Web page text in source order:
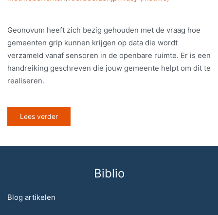
Geonovum heeft zich bezig gehouden met de vraag hoe
gemeenten grip kunnen krijgen op data die wordt
verzameld vanaf sensoren in de openbare ruimte. Er is een
handreiking geschreven die jouw gemeente helpt om dit te
realiseren.
Lees verder
Biblio
Blog artikelen